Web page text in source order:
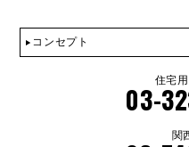
コンセプト
住宅
03-
関